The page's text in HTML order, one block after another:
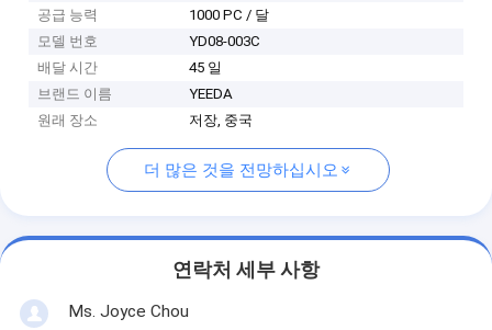
공급 능력
1000 PC / 달
모델 번호
YD08-003C
배달 시간
45 일
브랜드 이름
YEEDA
원래 장소
저장, 중국
더 많은 것을 전망하십시오
연락처 세부 사항
Ms. Joyce Chou